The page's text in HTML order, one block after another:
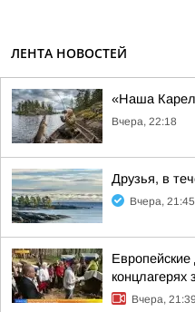
ЛЕНТА НОВОСТЕЙ
«Наша
Вчера, 22:18
Друзья, в
Вчера, 21:45
концлагерях
Вчера, 21:39